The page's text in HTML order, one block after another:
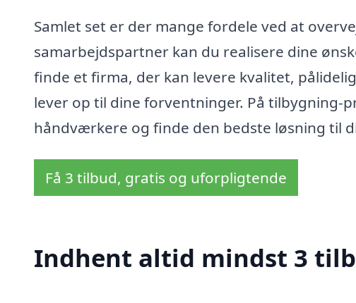
Samlet set er der mange fordele ved at
samarbejdspartner kan du realisere dine
finde et firma, der kan levere kvalitet,
lever op til dine forventninger. På tilbygning-
håndværkere og finde den bedste løsning til
Få 3 tilbud, gratis og uforpligtende
Indhent altid mindst 3